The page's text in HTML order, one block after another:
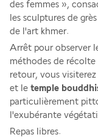
des femmes »,
les sculptures de
de l'art khmer.
Arrêt pour observer
méthodes de récolte
retour, vous visiterez
et le temple
particulièrement
l'exubérante
Repas libres.